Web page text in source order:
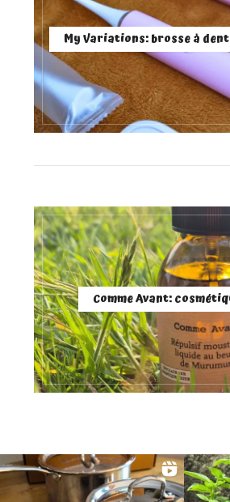
My Variations: brosse à
Comme Avant: